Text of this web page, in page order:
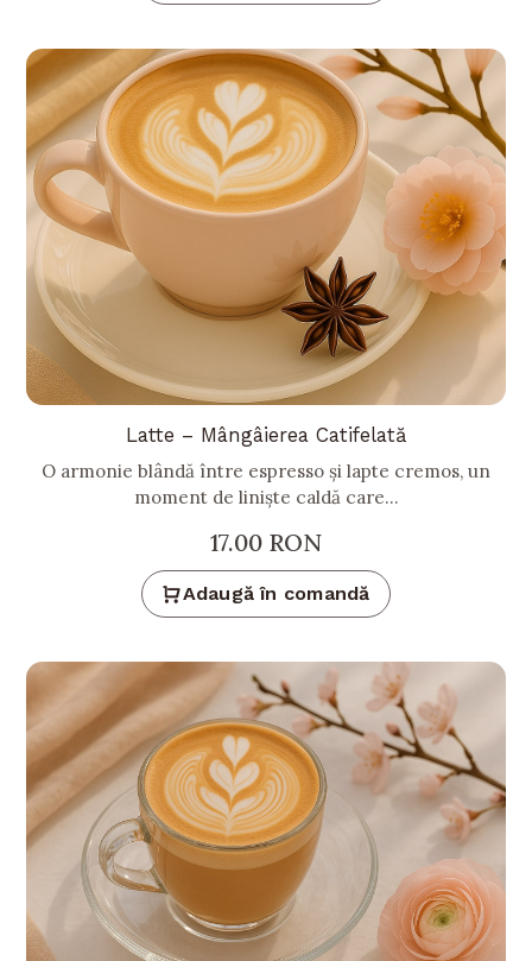
Latte – Mângâierea Catifelată
O armonie blândă între espresso și lapte cremos, un
moment de liniște caldă care...
17.00 RON
Adaugă în comandă